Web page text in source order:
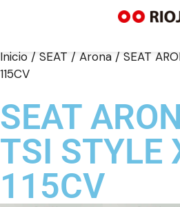
Inicio / SEAT / Arona / SEAT
115CV
SEAT
TSI STYLE
115CV